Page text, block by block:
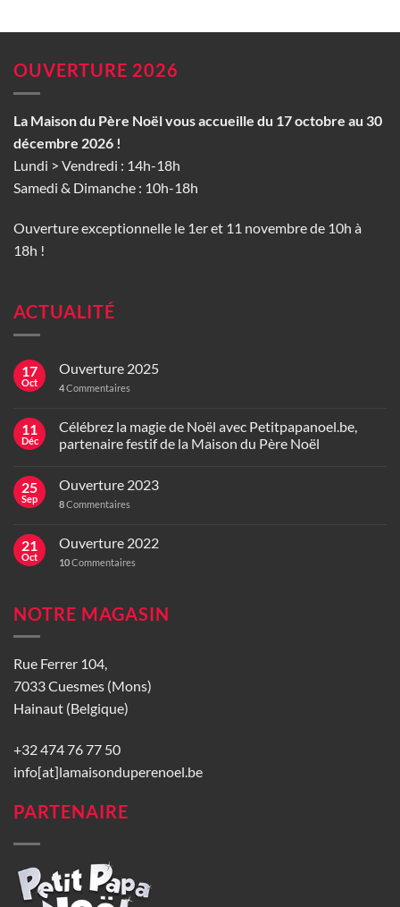
OUVERTURE 2026
La Maison du Père Noël vous accueille du 17 octobre au 30
décembre 2026 !
Lundi > Vendredi : 14h-18h
Samedi & Dimanche : 10h-18h
Ouverture exceptionnelle le 1er et 11 novembre de 10h à
18h !
ACTUALITÉ
17
Oct
Ouverture 2025
4Commentaires
11
Déc
Célébrez la magie de Noël avec Petitpapanoel.be,
partenaire festif de la Maison du Père Noël
25
Sep
Ouverture 2023
8Commentaires
21
Oct
Ouverture 2022
10Commentaires
NOTRE MAGASIN
Rue Ferrer 104,
7033 Cuesmes (Mons)
Hainaut (Belgique)
+32 474 76 77 50
info[at]lamaisonduperenoel.be
PARTENAIRE